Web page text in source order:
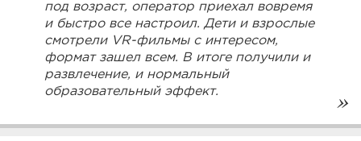
под возраст, оператор приехал вовремя
и быстро все настроил. Дети и взрослые
смотрели VR-фильмы с интересом,
формат зашел всем. В итоге получили и
развлечение, и нормальный
образовательный эффект.